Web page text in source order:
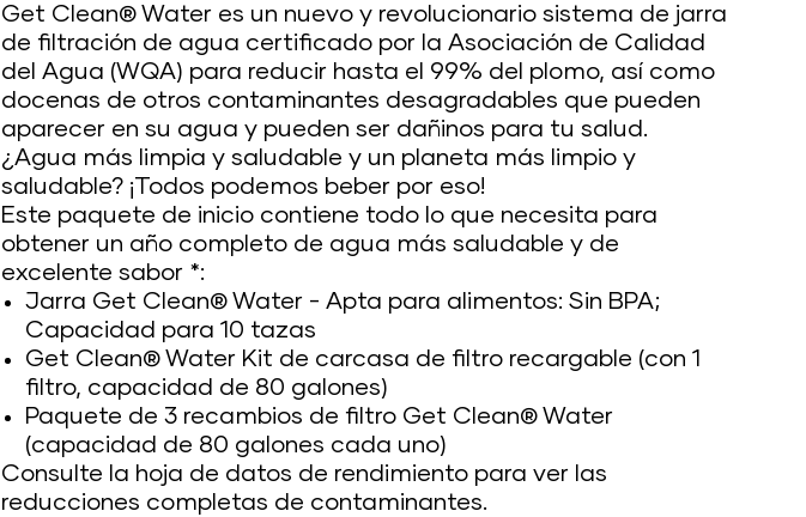
Get Clean® Water es un nuevo y revolucionario sistema de jarra
de filtración de agua certificado por la Asociación de Calidad
del Agua (WQA) para reducir hasta el 99% del plomo, así como
docenas de otros contaminantes desagradables que pueden
aparecer en su agua y pueden ser dañinos para tu salud.
¿Agua más limpia y saludable y un planeta más limpio y
saludable? ¡Todos podemos beber por eso!
Este paquete de inicio contiene todo lo que necesita para
obtener un año completo de agua más saludable y de
excelente sabor *:
Jarra Get Clean® Water - Apta para alimentos: Sin BPA;
Capacidad para 10 tazas
Get Clean® Water Kit de carcasa de filtro recargable (con 1
filtro, capacidad de 80 galones)
Paquete de 3 recambios de filtro Get Clean® Water
(capacidad de 80 galones cada uno)
Consulte la hoja de datos de rendimiento para ver las
reducciones completas de contaminantes.